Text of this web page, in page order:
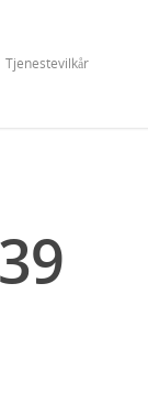
Tjenestevilkår